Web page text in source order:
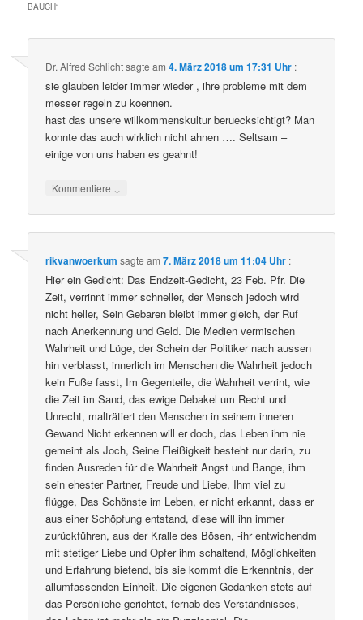
BAUCH“
Dr. Alfred Schlichtsagte am4. März 2018 um 17:31 Uhr :
sie glauben leider immer wieder , ihre probleme mit dem
messer regeln zu koennen.
hast das unsere willkommenskultur beruecksichtigt? Man
konnte das auch wirklich nicht ahnen …. Seltsam –
einige von uns haben es geahnt!
Kommentiere ↓
rikvanwoerkum sagte am7. März 2018 um 11:04 Uhr :
Hier ein Gedicht: Das Endzeit-Gedicht, 23 Feb. Pfr. Die
Zeit, verrinnt immer schneller, der Mensch jedoch wird
nicht heller, Sein Gebaren bleibt immer gleich, der Ruf
nach Anerkennung und Geld. Die Medien vermischen
Wahrheit und Lüge, der Schein der Politiker nach aussen
hin verblasst, innerlich im Menschen die Wahrheit jedoch
kein Fuße fasst, Im Gegenteile, die Wahrheit verrint, wie
die Zeit im Sand, das ewige Debakel um Recht und
Unrecht, malträtiert den Menschen in seinem inneren
Gewand Nicht erkennen will er doch, das Leben ihm nie
gemeint als Joch, Seine Fleißigkeit besteht nur darin, zu
finden Ausreden für die Wahrheit Angst und Bange, ihm
sein ehester Partner, Freude und Liebe, Ihm viel zu
flügge, Das Schönste im Leben, er nicht erkannt, dass er
aus einer Schöpfung entstand, diese will ihn immer
zurückführen, aus der Kralle des Bösen, -ihr entwichendm
mit stetiger Liebe und Opfer ihm schaltend, Möglichkeiten
und Erfahrung bietend, bis sie kommt die Erkenntnis, der
allumfassenden Einheit. Die eigenen Gedanken stets auf
das Persönliche gerichtet, fernab des Verständnisses,